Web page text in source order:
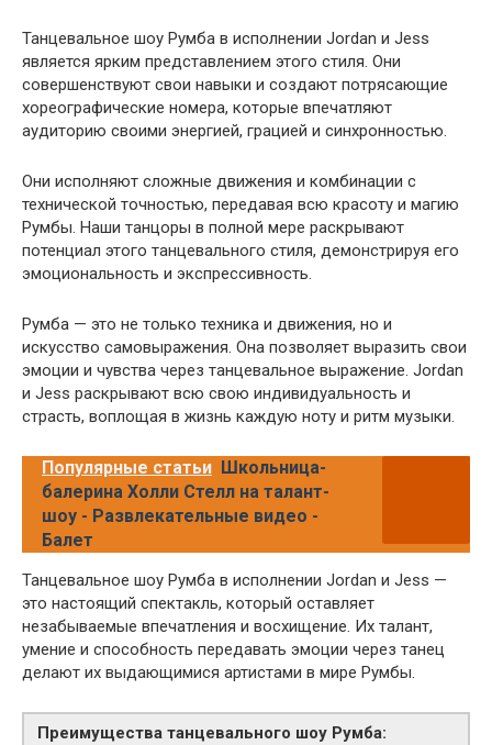
Танцевальное шоу Румба в исполнении Jordan и Jess
является ярким представлением этого стиля. Они
совершенствуют свои навыки и создают потрясающие
хореографические номера, которые впечатляют
аудиторию своими энергией, грацией и синхронностью.
Они исполняют сложные движения и комбинации с
технической точностью, передавая всю красоту и магию
Румбы. Наши танцоры в полной мере раскрывают
потенциал этого танцевального стиля, демонстрируя его
эмоциональность и экспрессивность.
Румба — это не только техника и движения, но и
искусство самовыражения. Она позволяет выразить свои
эмоции и чувства через танцевальное выражение. Jordan
и Jess раскрывают всю свою индивидуальность и
страсть, воплощая в жизнь каждую ноту и ритм музыки.
Популярные статьи Школьница-
балерина Холли Стелл на талант-
шоу - Развлекательные видео -
Балет
Танцевальное шоу Румба в исполнении Jordan и Jess —
это настоящий спектакль, который оставляет
незабываемые впечатления и восхищение. Их талант,
умение и способность передавать эмоции через танец
делают их выдающимися артистами в мире Румбы.
Преимущества танцевального шоу Румба: